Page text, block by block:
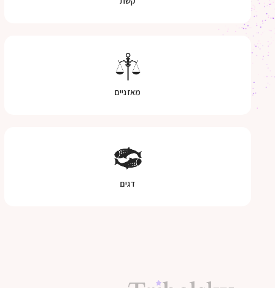
מאזניים
דגים